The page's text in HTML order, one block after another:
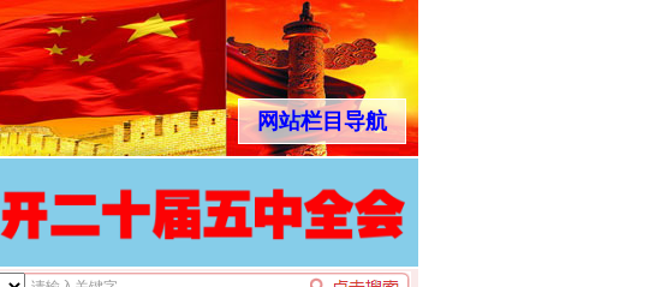
网站栏目导航